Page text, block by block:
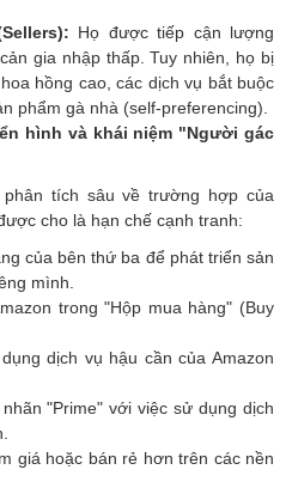
Họ được tiếp cận lượng
gia nhập thấp. Tuy nhiên, họ bị
hồng cao, các dịch vụ bắt buộc
phẩm gà nhà (self-preferencing).
hình và khái niệm "Người gác
tích sâu về trường hợp của
cho là hạn chế cạnh tranh:
của bên thứ ba để phát triển sản
mình.
trong "Hộp mua hàng" (Buy
dịch vụ hậu cần của Amazon
"Prime" với việc sử dụng dịch
giá hoặc bán rẻ hơn trên các nền